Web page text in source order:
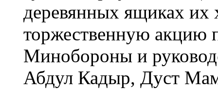
деревянных ящиках
торжественную акцию
Минобороны и
Абдул Кадыр, Дуст